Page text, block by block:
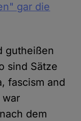
gar die
gutheißen
sind Sätze
fascism and
dem